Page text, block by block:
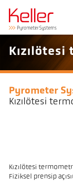
Pyrometer
Kızılötesi
Kızılötesi
Fiziksel prensip